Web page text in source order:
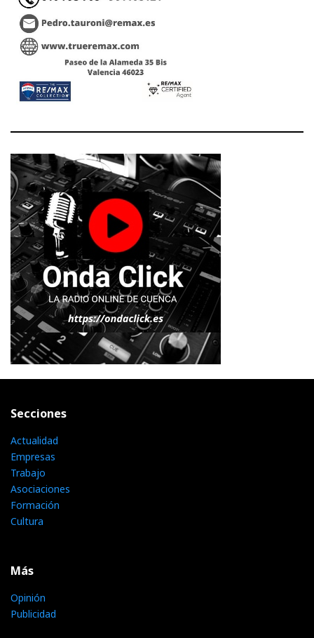
Secciones
Actualidad
Empresas
Trabajo
Asociaciones
Formación
Cultura
Más
Opinión
Publicidad